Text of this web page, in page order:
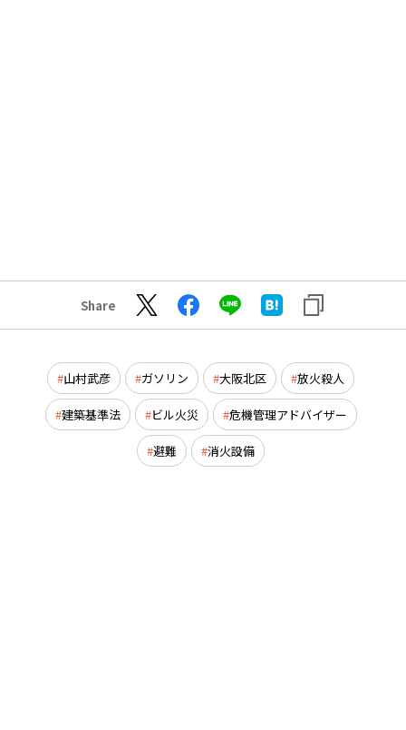
Share
山村武彦 ガソリン 大阪北区 放火殺人
建築基準法 ビル火災 危機管理アドバイザー
避難 消火設備